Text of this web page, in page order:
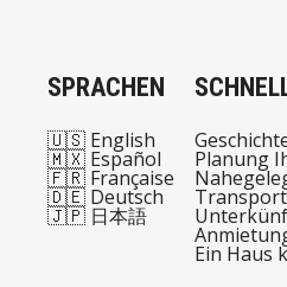
SPRACHEN
🇺🇸 English
🇲🇽 Español
🇫🇷 Française
🇩🇪 Deutsch
🇯🇵 日本語
Planung
Transport
Ein Haus